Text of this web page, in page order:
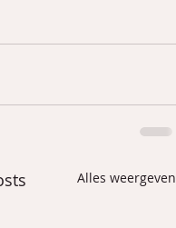
Alles weergeven